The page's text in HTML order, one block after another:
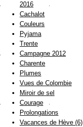
2016
Cachalot
Couleurs
Pyjama
Trente
Campagne 2012
Charente
Plumes
Vues de Colombie
Miroir de sel
Courage
Prolongations
Vacances de Hève (6)